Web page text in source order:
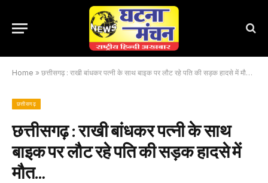
Home » छत्तीसगढ़ : राखी बांधकर पत्नी के साथ बाइक पर लौट रहे पति की सड़क हादसे में मौत…
छत्तीसगढ़
छत्तीसगढ़ : राखी बांधकर पत्नी के साथ
बाइक पर लौट रहे पति की सड़क हादसे में
मौत…